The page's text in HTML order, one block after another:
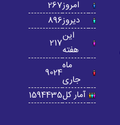
امروز267
دیروز896
این
هفته217
ماه
جاری9024
آمار کل1594435